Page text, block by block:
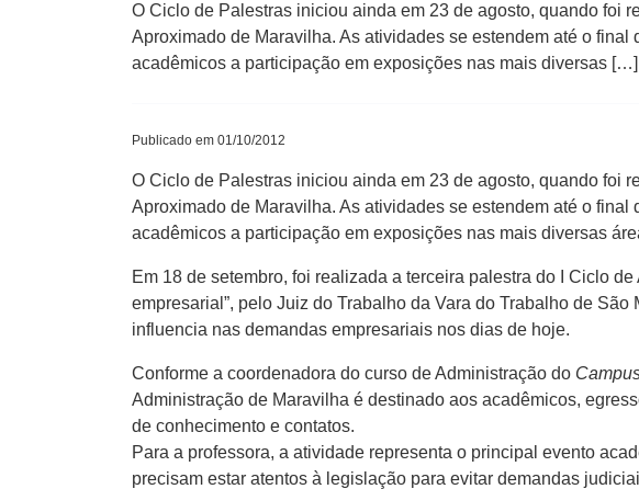
O Ciclo de Palestras iniciou ainda em 23 de agosto, quando foi
Aproximado de Maravilha. As atividades se estendem até o
acadêmicos a participação em exposições nas mais diversas […]
Publicado em 01/10/2012
O Ciclo de Palestras iniciou ainda em 23 de agosto, quando foi
Aproximado de Maravilha. As atividades se estendem até o
acadêmicos a participação em exposições nas mais diversas
Em 18 de setembro, foi realizada a terceira palestra do I Ciclo
empresarial”, pelo Juiz do Trabalho da Vara do Trabalho de
influencia nas demandas empresariais nos dias de hoje.
Conforme a coordenadora do curso de Administração do
Administração de Maravilha é destinado aos acadêmicos,
de conhecimento e contatos.
Para a professora, a atividade representa o principal evento
precisam estar atentos à legislação para evitar demandas